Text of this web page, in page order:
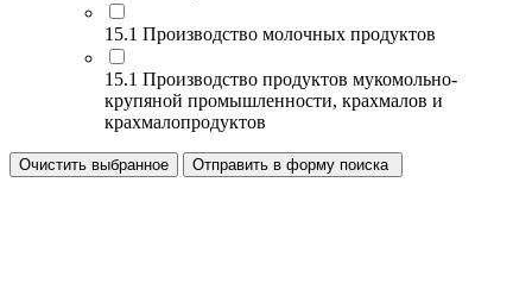
15.1 Производство молочных продуктов
15.1 Производство продуктов мукомольно-
крупяной промышленности, крахмалов и
крахмалопродуктов